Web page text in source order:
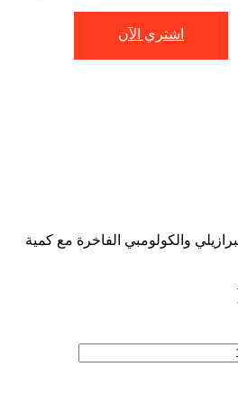
اشتري الآن
والكولومبي الفاخرة مع كمية